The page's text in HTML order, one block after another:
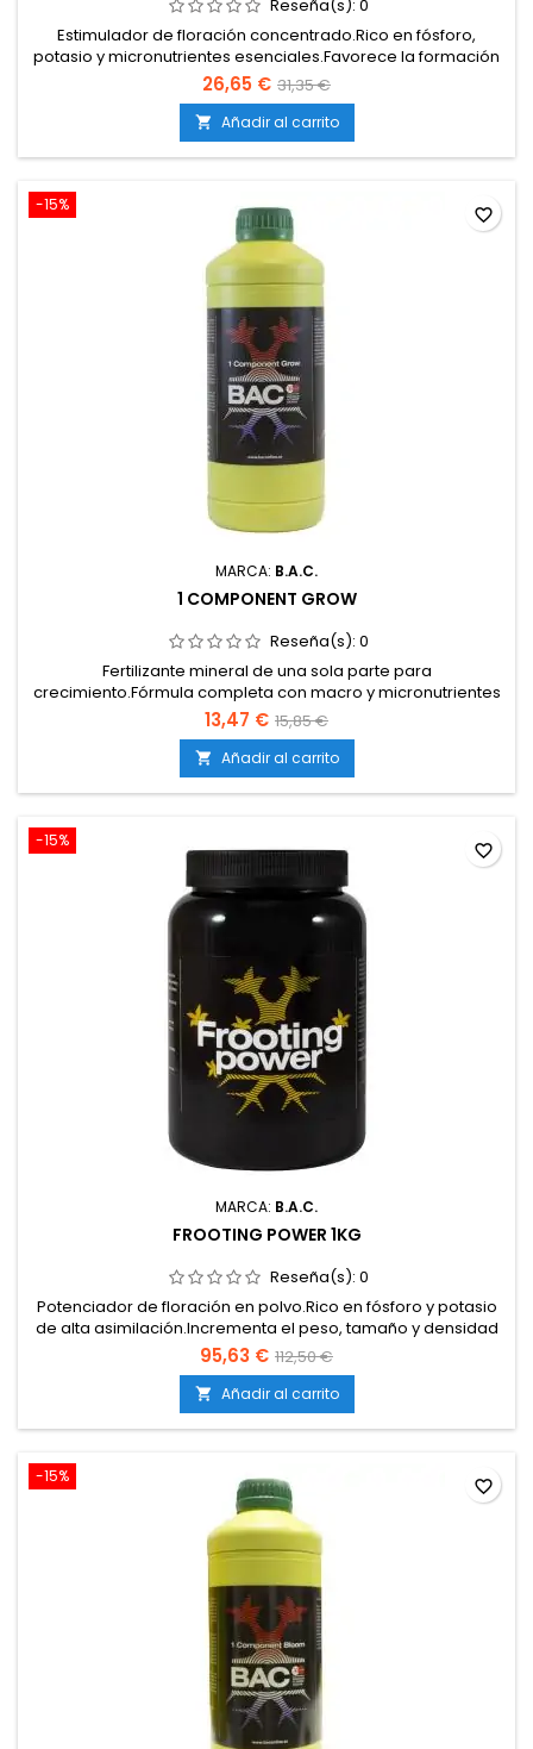
Reseña(s): 0
Estimulador de floración concentrado.Rico en fósforo,
potasio y micronutrientes esenciales.Favorece la formación
de cogollos más densos y resinosos.Intensifica aromas,
sabores y producción de resina.100 % soluble en agua y fácil
de aplicar.
26,65 € 31,35 €
 Añadir al carrito
-15%
MARCA: B.A.C.
1 COMPONENT GROW
Reseña(s): 0
Fertilizante mineral de una sola parte para
crecimiento.Fórmula completa con macro y micronutrientes
esenciales.100 % soluble en agua, apto para riego
automático y manual.Favorece un crecimiento rápido, sano
y homogéneo.Preparación práctica que simplifica el plan de
abonado.
13,47 € 15,85 €
 Añadir al carrito
favorite_border
-15%
MARCA: B.A.C.
FROOTING POWER 1KG
Reseña(s): 0
Potenciador de floración en polvo.Rico en fósforo y potasio
de alta asimilación.Incrementa el peso, tamaño y densidad
de los cogollos.Estimula la producción de resina, aromas y
sabores.Uso exclusivo en la fase final de floración.
95,63 € 112,50 €
 Añadir al carrito
favorite_border
-15% favorite_border